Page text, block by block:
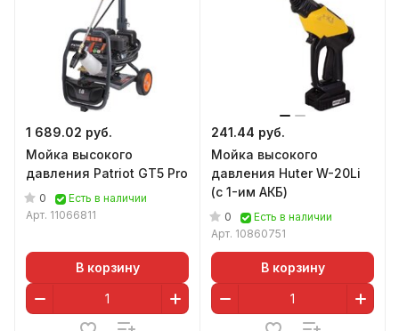
1 689.02 руб.
Мойка высокого
давления Patriot GT5 Pro
0
Есть в наличии
Арт. 11066811
В корзину
241.44 руб.
Мойка высокого
давления Huter W-20Li
(с 1-им АКБ)
0
Есть в наличии
Арт. 10860751
В корзину